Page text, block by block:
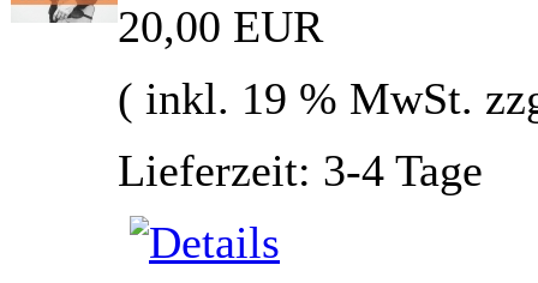
20,00 EUR
( inkl. 19 % MwSt.
Lieferzeit: 3-4 Tage